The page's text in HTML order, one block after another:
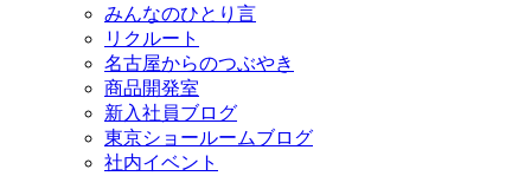
みんなのひとり言
リクルート
名古屋からのつぶやき
商品開発室
新入社員ブログ
東京ショールームブログ
社内イベント